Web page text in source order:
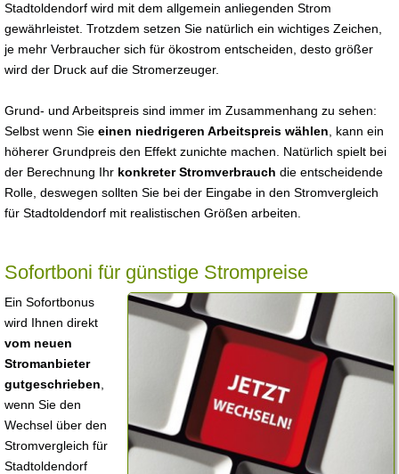
Stadtoldendorf wird mit dem allgemein anliegenden Strom
gewährleistet. Trotzdem setzen Sie natürlich ein wichtiges Zeichen,
je mehr Verbraucher sich für ökostrom entscheiden, desto größer
wird der Druck auf die Stromerzeuger.
Grund- und Arbeitspreis sind immer im Zusammenhang zu sehen:
Selbst wenn Sie einen niedrigeren Arbeitspreis wählen , kann ein
höherer Grundpreis den Effekt zunichte machen. Natürlich spielt bei
der Berechnung Ihr konkreter Stromverbrauch die entscheidende
Rolle, deswegen sollten Sie bei der Eingabe in den Stromvergleich
für Stadtoldendorf mit realistischen Größen arbeiten.
Sofortboni für günstige Strompreise
Ein Sofortbonus
wird Ihnen direkt
vom neuen
Stromanbieter
gutgeschrieben
wenn Sie den
Wechsel über den
Stromvergleich für
Stadtoldendorf